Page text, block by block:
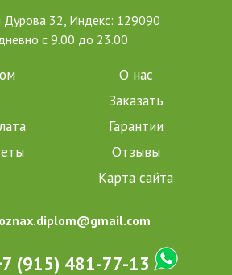
Дурова 32, Индекс: 129090
с 9.00 до 23.00
О нас
Заказать
Гарантии
Отзывы
Карта сайта
(915) 481-77-13